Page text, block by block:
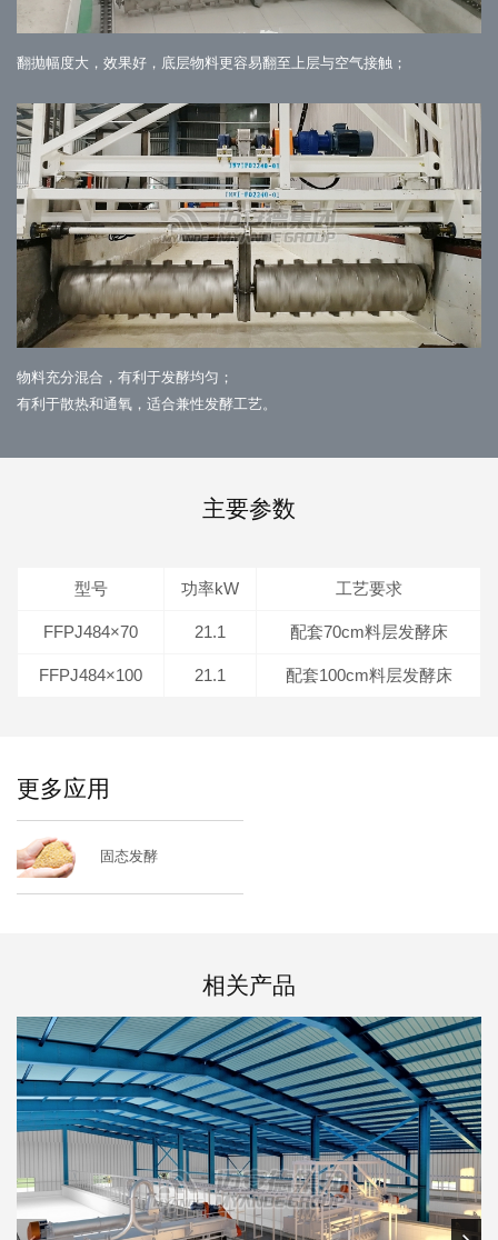
翻抛幅度大，效果好，底层物料更容易翻至上层与空气接触；
物料充分混合，有利于发酵均匀；
有利于散热和通氧，适合兼性发酵工艺。
主要参数
型号 功率kW 工艺要求
FFPJ484×70 21.1 配套70cm料层发酵床
FFPJ484×100 21.1 配套100cm料层发酵床
更多应用
固态发酵
相关产品